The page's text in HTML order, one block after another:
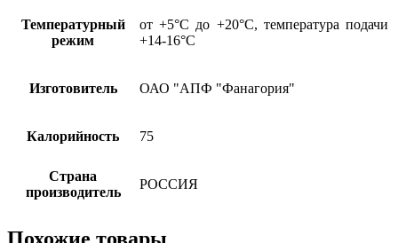
РФ
12%,
0,75л
Температурный
режим
от +5°С до +20°С, температура подачи
+14-16°С
Изготовитель ОАО "АПФ "Фанагория"
Калорийность 75
Страна
производитель
РОССИЯ
Похожие товары